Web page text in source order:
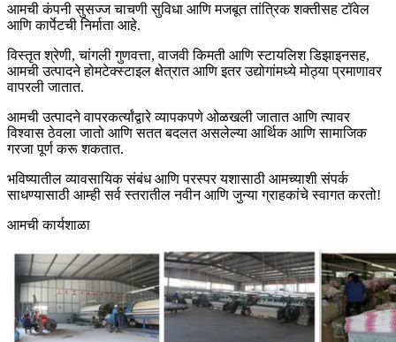
आमची कंपनी सुसज्ज चाचणी सुविधा आणि मजबूत तांत्रिक शक्तीसह टॉवेल
आणि कार्पेटची निर्माता आहे.
विस्तृत श्रेणी, चांगली गुणवत्ता, वाजवी किमती आणि स्टायलिश डिझाइनसह,
आमची उत्पादने होमटेक्स्टाइल क्षेत्रात आणि इतर उद्योगांमध्ये मोठ्या प्रमाणावर
वापरली जातात.
आमची उत्पादने वापरकर्त्यांद्वारे व्यापकपणे ओळखली जातात आणि त्यावर
विश्वास ठेवला जातो आणि सतत बदलत असलेल्या आर्थिक आणि सामाजिक
गरजा पूर्ण करू शकतात.
भविष्यातील व्यावसायिक संबंध आणि परस्पर यशासाठी आमच्याशी संपर्क
साधण्यासाठी आम्ही सर्व स्तरातील नवीन आणि जुन्या ग्राहकांचे स्वागत करतो!
आमची कार्यशाळा